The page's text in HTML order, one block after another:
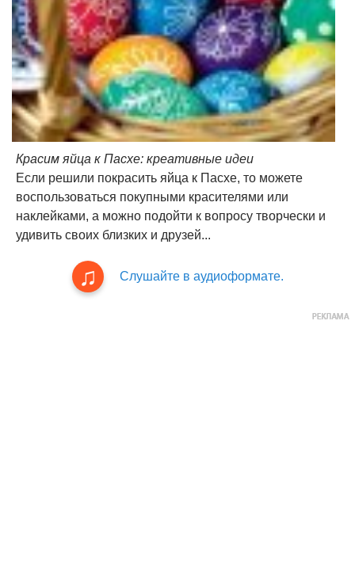
Красим яйца к Пасхе: креативные идеи
Если решили покрасить яйца к Пасхе, то можете
воспользоваться покупными красителями или
наклейками, а можно подойти к вопросу творчески и
удивить своих близких и друзей...
Слушайте в аудиоформате.